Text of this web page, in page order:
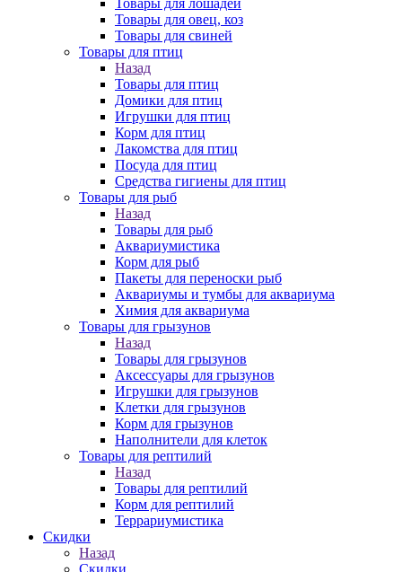
Товары для лошадей
Товары для овец, коз
Товары для свиней
Товары для птиц
Назад
Товары для птиц
Домики для птиц
Игрушки для птиц
Корм для птиц
Лакомства для птиц
Посуда для птиц
Средства гигиены для птиц
Товары для рыб
Назад
Товары для рыб
Аквариумистика
Корм для рыб
Пакеты для переноски рыб
Аквариумы и тумбы для аквариума
Химия для аквариума
Товары для грызунов
Назад
Товары для грызунов
Аксессуары для грызунов
Игрушки для грызунов
Клетки для грызунов
Корм для грызунов
Наполнители для клеток
Товары для рептилий
Назад
Товары для рептилий
Корм для рептилий
Террариумистика
Скидки
Назад
Скидки